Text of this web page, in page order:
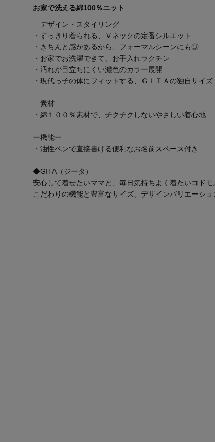
お家で洗える綿100％ニット
―デザイン・スタイリング―
・すっきり着られる、Ｖネックの定番シルエット
・きちんと感があるから、フォーマルシーンにも◎
・お家でお洗濯できて、お手入れラクチン
・汚れが目立ちにくい濃色のカラー展開
・現代っ子の体にフィットする、ＧＩＴＡの独自サイズ
―素材―
・綿１００％素材で、チクチクしないやさしい着心地
ー機能ー
・油性ペンで直接書ける便利なお名前スペース付き
◆GITA（ジータ）
安心して着せたいママと、毎日気持ちよく着たいコド
こだわりの機能と豊富なサイズ、デザインバリエーシ